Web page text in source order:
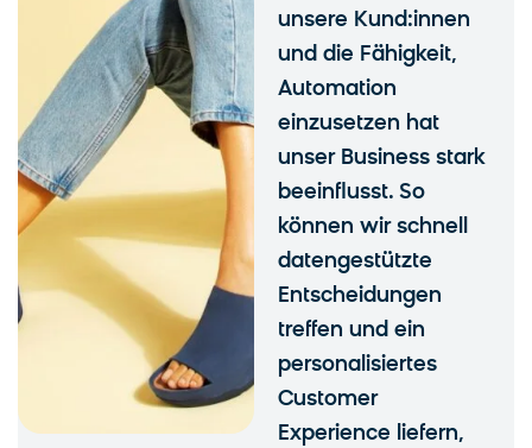
unsere Kund:innen
und die Fähigkeit,
Automation
einzusetzen hat
unser Business stark
beeinflusst. So
können wir schnell
datengestützte
Entscheidungen
treffen und ein
personalisiertes
Customer
Experience liefern,